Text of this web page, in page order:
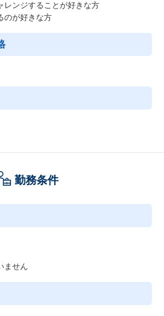
レンジすることが好きな方
のが好きな方
勤務条件
ません